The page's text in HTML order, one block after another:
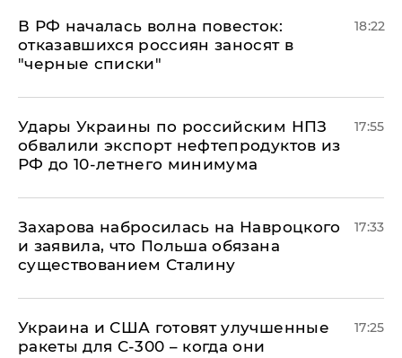
​В РФ началась волна повесток:
отказавшихся россиян заносят в
"черные списки"
18:22
Удары Украины по российским НПЗ
обвалили экспорт нефтепродуктов из
РФ до 10-летнего минимума
17:55
​Захарова набросилась на Навроцкого
и заявила, что Польша обязана
существованием Сталину
17:33
Украина и США готовят улучшенные
ракеты для С-300 – когда они
17:25